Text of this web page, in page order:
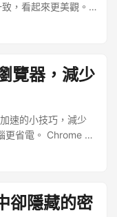
，看起來更美觀。
而現在 Android 手
學。 ...
覽器，減少
速的小技巧，減少
更省電。 Chrome 是
度比其他瀏覽器來
卻隱藏的密